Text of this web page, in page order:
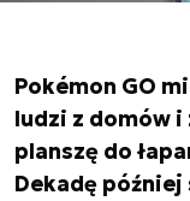
Pokémon GO
ludzi z domów
planszę do
Dekadę